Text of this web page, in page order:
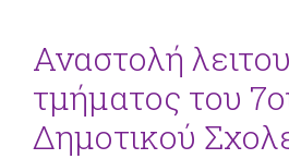
Αναστολή
τμήματος του
Δημοτικού